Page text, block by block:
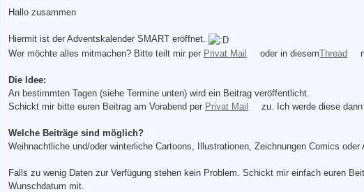
Hallo zusammen
Hiermit ist der Adventskalender SMART eröffnet.
Wer möchte alles mitmachen? Bitte teilt mir per Privat Mail oder in diesemThread
Die Idee:
An bestimmten Tagen (siehe Termine unten) wird ein Beitrag veröffentlicht.
Schickt mir bitte euren Beitrag am Vorabend per Privat Mail zu. Ich werde diese
Welche Beiträge sind möglich?
Weihnachtliche und/oder winterliche Cartoons, Illustrationen, Zeichnungen Comics
Falls zu wenig Daten zur Verfügung stehen kein Problem. Schickt mir einfach euren
Wunschdatum mit.